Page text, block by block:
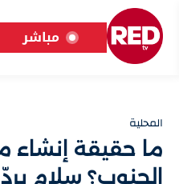
مباشر
المحلية
ما حقيقة إنشاء
الجنوب؟ سلام يردّ